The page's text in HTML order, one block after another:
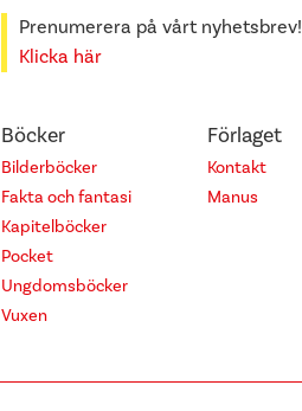
Prenumerera på vårt nyhetsbrev!
Klicka här
Böcker
Bilderböcker
Fakta och fantasi
Kapitelböcker
Pocket
Ungdomsböcker
Vuxen
Förlaget
Kontakt
Manus